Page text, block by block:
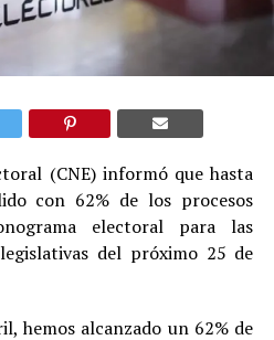
(CNE) informó que hasta
con 62% de los procesos
electoral para las
del próximo 25 de
hemos alcanzado un 62% de